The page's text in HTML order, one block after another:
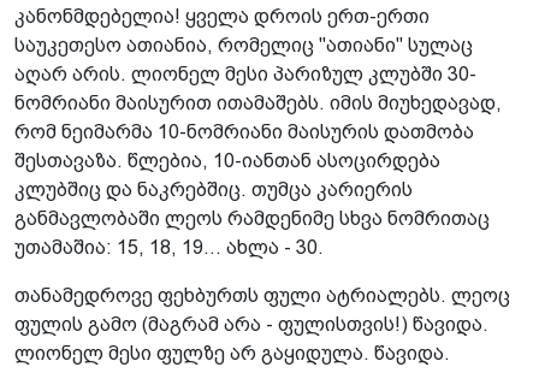
კანონმდებელია! ყველა დროის ერთ-ერთი
საუკეთესო ათიანია, რომელიც "ათიანი" სულაც
აღარ არის. ლიონელ მესი პარიზულ კლუბში 30-
ნომრიანი მაისურით ითამაშებს. იმის მიუხედავად,
რომ ნეიმარმა 10-ნომრიანი მაისურის დათმობა
შესთავაზა. წლებია, 10-იანთან ასოცირდება
კლუბშიც და ნაკრებშიც. თუმცა კარიერის
განმავლობაში ლეოს რამდენიმე სხვა ნომრითაც
უთამაშია: 15, 18, 19... ახლა - 30.
თანამედროვე ფეხბურთს ფული ატრიალებს. ლეოც
ფულის გამო (მაგრამ არა - ფულისთვის!) წავიდა.
ლიონელ მესი ფულზე არ გაყიდულა. წავიდა.